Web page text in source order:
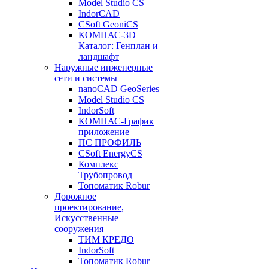
Model Studio CS
IndorCAD
CSoft GeoniCS
КОМПАС-3D
Каталог: Генплан и
ландшафт
Наружные инженерные
сети и системы
nanoCAD GeoSeries
Model Studio CS
IndorSoft
КОМПАС-График
приложение
ПС ПРОФИЛЬ
CSoft EnergyCS
Комплекс
Трубопровод
Топоматик Robur
Дорожное
проектирование,
Искусственные
сооружения
ТИМ КРЕДО
IndorSoft
Топоматик Robur